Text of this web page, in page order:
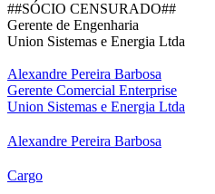
##SÓCIO CENSURADO##
Gerente de Engenharia
Union Sistemas e Energia Ltda
Alexandre Pereira Barbosa
Gerente Comercial Enterprise
Union Sistemas e Energia Ltda
Alexandre Pereira Barbosa
Cargo